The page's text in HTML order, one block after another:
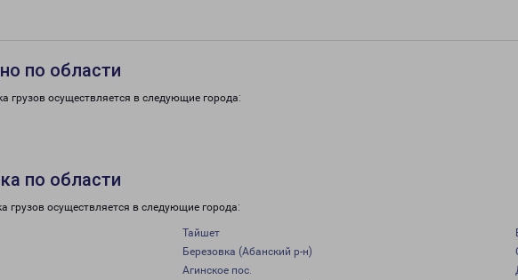
по области
грузов осуществляется в следующие города:
по области
грузов осуществляется в следующие города:
Тайшет
Березовка (Абанский р-н)
Агинское пос.